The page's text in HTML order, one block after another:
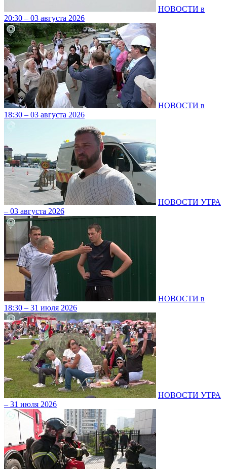
НОВОСТИ в
20:30 – 03 августа 2026
НОВОСТИ в
18:30 – 03 августа 2026
НОВОСТИ УТРА
– 03 августа 2026
НОВОСТИ в
18:30 – 31 июля 2026
НОВОСТИ УТРА
– 31 июля 2026